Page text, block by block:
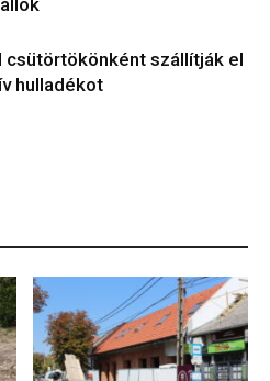
csütörtökönként szállítják el
hulladékot